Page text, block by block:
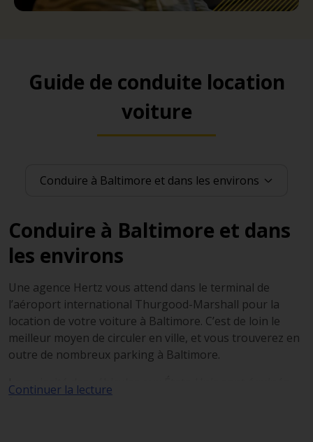
Guide de conduite location
voiture
Conduire à Baltimore et dans
les environs
Une agence Hertz vous attend dans le terminal de
l’aéroport international Thurgood-Marshall pour la
location de votre voiture à Baltimore. C’est de loin le
meilleur moyen de circuler en ville, et vous trouverez en
outre de nombreux parking à Baltimore.
La majorité des véhicules aux États-Unis sont équipés
d’une boite de vitesse automatique, et la conduite est
Continuer la lecture